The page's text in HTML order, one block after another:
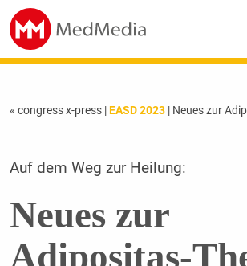
« congress x-press |EASD 2023| Neues zur
Auf dem Weg zur Heilung:
Neues zur
Adipositas-